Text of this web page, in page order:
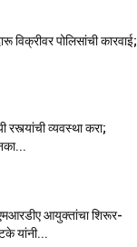
पोलिसांची कारवाई;
रस्त्यांची व्यवस्था करा;
आयुक्तांचा शिरूर-
यांनी...